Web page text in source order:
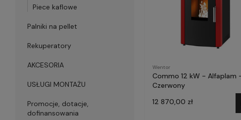
Piece kaflowe
Palniki na pellet
Rekuperatory
AKCESORIA
USŁUGI MONTAŻU
Promocje, dotacje,
dofinansowania
Wentor
Commo 12 kW - Alfaplam
Czerwony
12 870,00 zł